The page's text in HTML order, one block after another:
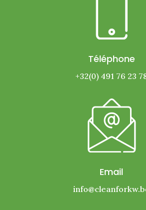
Téléphone
+32(0) 491 76 23
Email